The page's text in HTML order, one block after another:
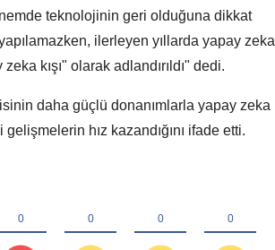
teknolojinin geri olduğuna dikkat
ilerleyen yıllarda yapay zeka
kışı" olarak adlandırıldı" dedi.
daha güçlü donanımlarla yapay zeka
gelişmelerin hız kazandığını ifade etti.